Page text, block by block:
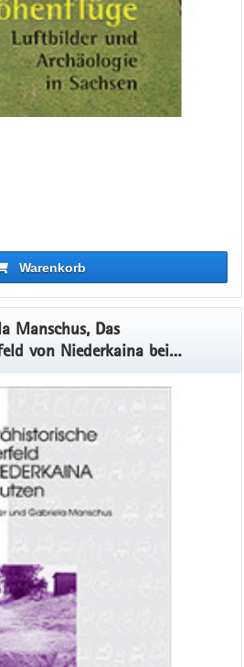
Warenkorb
Manschus, Das
von Niederkaina bei